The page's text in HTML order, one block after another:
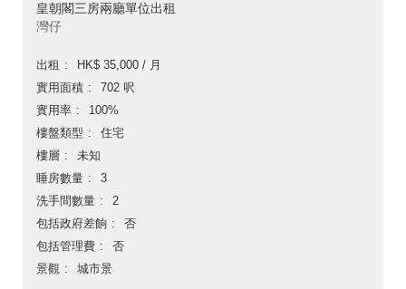
皇朝閣三房兩廳單位出租
灣仔
出租
HK$ 35,000 / 月
實用面積
702 呎
實用率
100%
樓盤類型
住宅
樓層
未知
睡房數量
3
洗手間數量
2
包括政府差餉
否
包括管理費
否
景觀
城市景